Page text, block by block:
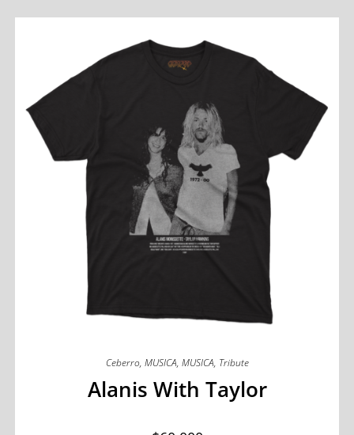
Ceberro, MUSICA, MUSICA, Tribute
Alanis With Taylor